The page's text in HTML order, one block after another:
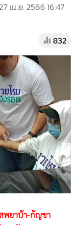
27 เม.ย. 2566 16:47
832
พยาบ้า-กัญชา